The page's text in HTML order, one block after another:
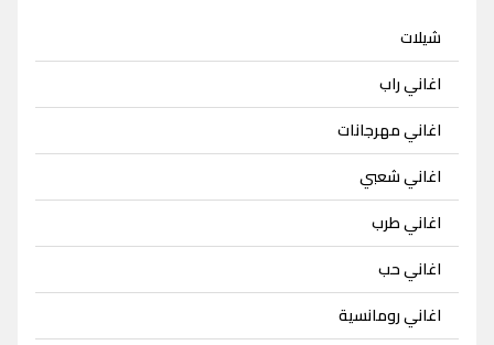
شيلات
اغاني راب
اغاني مهرجانات
اغاني شعبي
اغاني طرب
اغاني حب
اغاني رومانسية